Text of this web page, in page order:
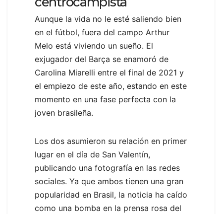
Aunque la vida no le esté saliendo bien
en el fútbol, fuera del campo Arthur
Melo está viviendo un sueño. El
exjugador del Barça se enamoró de
Carolina Miarelli entre el final de 2021 y
el empiezo de este año, estando en este
momento en una fase perfecta con la
joven brasileña.
Los dos asumieron su relación en primer
lugar en el día de San Valentín,
publicando una fotografía en las redes
sociales. Ya que ambos tienen una gran
popularidad en Brasil, la noticia ha caído
como una bomba en la prensa rosa del